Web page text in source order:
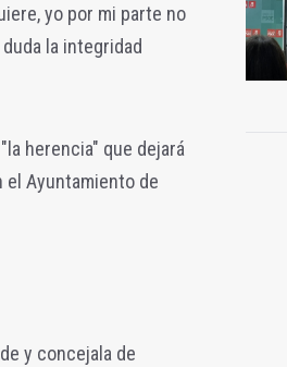
yo por mi parte no
la integridad
herencia" que dejará
el Ayuntamiento de
y concejala de